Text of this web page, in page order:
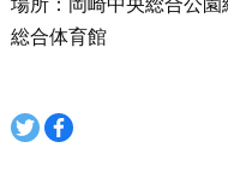
総合体育館